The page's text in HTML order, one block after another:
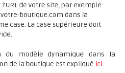
de votre site, par exemple:
boutique.com dans la
case. La case supérieure doit
du modèle dynamique dans la
de la boutique est expliqué ici.